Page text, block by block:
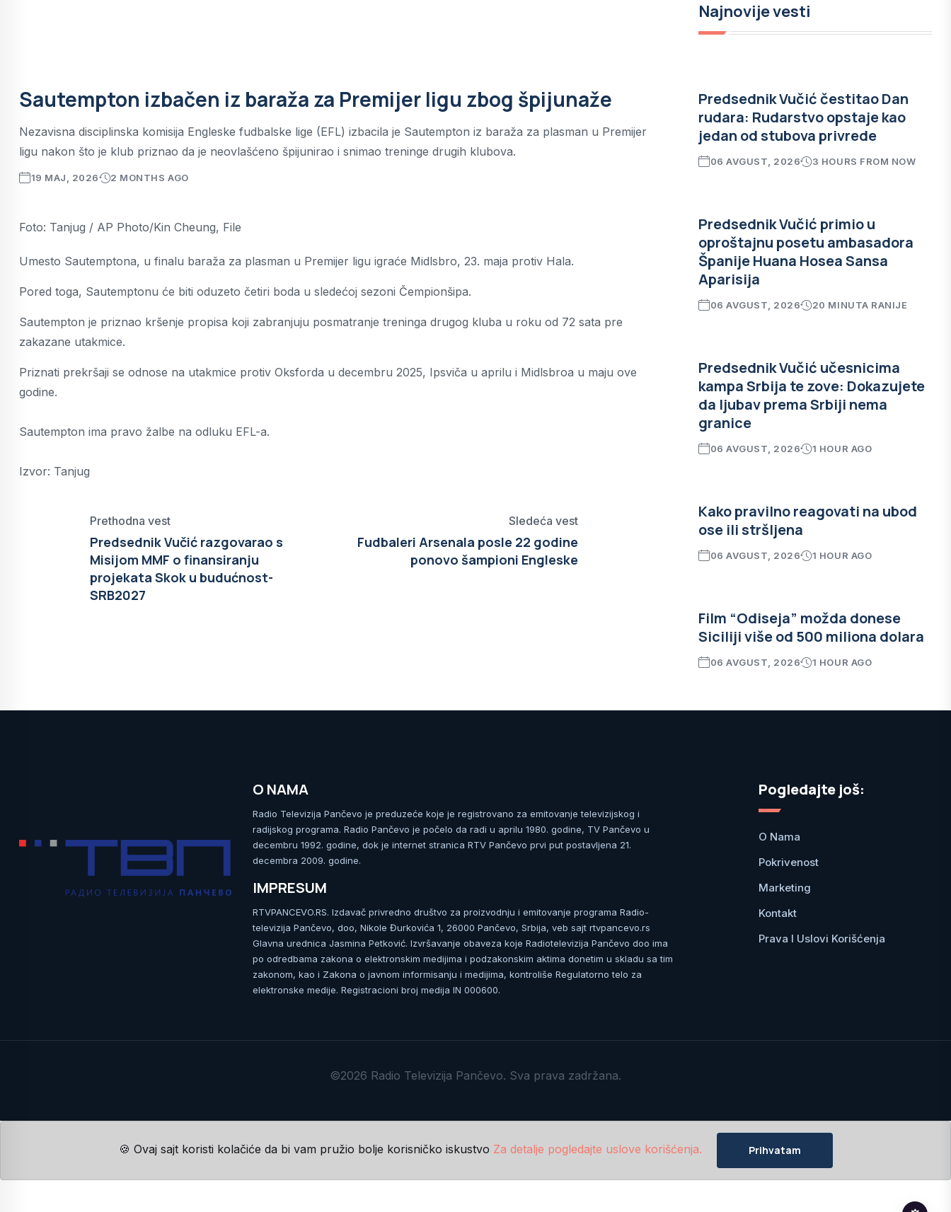
Sautempton izbačen iz baraža za Premijer ligu zbog špijunaže
Nezavisna disciplinska komisija Engleske fudbalske lige (EFL) izbacila je Sautempton iz baraža za plasman u Premijer
ligu nakon što je klub priznao da je neovlašćeno špijunirao i snimao treninge drugih klubova.
19 MAJ, 2026 2 MONTHS AGO
Foto: Tanjug / AP Photo/Kin Cheung, File
Umesto Sautemptona, u finalu baraža za plasman u Premijer ligu igraće Midlsbro, 23. maja protiv Hala.
Pored toga, Sautemptonu će biti oduzeto četiri boda u sledećoj sezoni Čempionšipa.
Sautempton je priznao kršenje propisa koji zabranjuju posmatranje treninga drugog kluba u roku od 72 sata pre
zakazane utakmice.
Priznati prekršaji se odnose na utakmice protiv Oksforda u decembru 2025, Ipsviča u aprilu i Midlsbroa u maju ove
godine.
Sautempton ima pravo žalbe na odluku EFL-a.
Izvor: Tanjug
Prethodna vest
Predsednik Vučić razgovarao s
Misijom MMF o finansiranju
projekata Skok u budućnost-
SRB2027
Sledeća vest
Fudbaleri Arsenala posle 22 godine
ponovo šampioni Engleske
Najnovije vesti
Predsednik Vučić čestitao Dan
rudara: Rudarstvo opstaje kao
jedan od stubova privrede
06 AVGUST, 2026 3 HOURS FROM NOW
Predsednik Vučić primio u
oproštajnu posetu ambasadora
Španije Huana Hosea Sansa
Aparisija
06 AVGUST, 2026 20 MINUTA RANIJE
Predsednik Vučić učesnicima
kampa Srbija te zove: Dokazujete
da ljubav prema Srbiji nema
granice
06 AVGUST, 2026 1 HOUR AGO
Kako pravilno reagovati na ubod
ose ili stršljena
06 AVGUST, 2026 1 HOUR AGO
Film “Odiseja” možda donese
Siciliji više od 500 miliona dolara
06 AVGUST, 2026 1 HOUR AGO
O NAMA
Radio Televizija Pančevo je preduzeće koje je registrovano za emitovanje televizijskog i
radijskog programa. Radio Pančevo je počelo da radi u aprilu 1980. godine, TV Pančevo u
decembru 1992. godine, dok je internet stranica RTV Pančevo prvi put postavljena 21.
decembra 2009. godine.
IMPRESUM
RTVPANCEVO.RS. Izdavač privredno društvo za proizvodnju i emitovanje programa Radio-
televizija Pančevo, doo, Nikole Đurkovića 1, 26000 Pančevo, Srbija, veb sajt rtvpancevo.rs
Glavna urednica Jasmina Petković. Izvršavanje obaveza koje Radiotelevizija Pančevo doo ima
po odredbama zakona o elektronskim medijima i podzakonskim aktima donetim u skladu sa tim
zakonom, kao i Zakona o javnom informisanju i medijima, kontroliše Regulatorno telo za
elektronske medije. Registracioni broj medija IN 000600.
Pogledajte još:
O Nama
Pokrivenost
Marketing
Kontakt
Prava I Uslovi Korišćenja
©2026 Radio Televizija Pančevo. Sva prava zadržana.
🍪 Ovaj sajt koristi kolačiće da bi vam pružio bolje korisničko iskustvo Za detalje pogledajte uslove korišćenja. Prihvatam